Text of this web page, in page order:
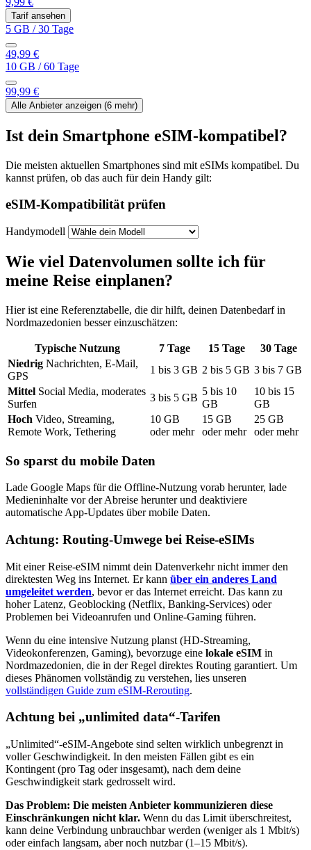
Tarif ansehen
5 GB /30 Tage
49,99 €
10 GB /60 Tage
99,99 €
Alle Anbieter anzeigen (6 mehr)
Ist dein Smartphone eSIM-kompatibel?
Die meisten aktuellen Smartphones sind mit eSIMs kompatibel. Du
kannst prüfen, ob das auch für dein Handy gilt:
eSIM-Kompatibilität prüfen
Handymodell
Wie viel Datenvolumen sollte ich für
meine Reise einplanen?
Hier ist eine Referenztabelle, die dir hilft, deinen Datenbedarfin
Nordmazedonien besser einzuschätzen:
Typische Nutzung 7 Tage 15 Tage 30 Tage
Niedrig Nachrichten, E-Mail,
GPS
1 bis 3 GB 2 bis 5 GB 3 bis 7 GB
Mittel Social Media, moderates
Surfen
3 bis 5 GB
5 bis 10
GB
10 bis 15
GB
Hoch Video, Streaming,
Remote Work, Tethering
10 GB
oder mehr
15 GB
oder mehr
25 GB
oder mehr
So sparst du mobile Daten
Lade Google Maps für die Offline-Nutzung vorab herunter, lade
Medieninhalte vor der Abreise herunter und deaktiviere
automatische App-Updates über mobile Daten.
Achtung: Routing-Umwege bei Reise-eSIMs
Mit einer Reise-eSIM nimmt dein Datenverkehr nicht immer den
direktesten Weg ins Internet. Er kann über ein anderes Land
umgeleitet werden, bevor er das Internet erreicht. Das kann zu
hoher Latenz, Geoblocking (Netflix, Banking-Services) oder
Problemen bei Videoanrufen und Online-Gaming führen.
Wenn du eine intensive Nutzung planst (HD-Streaming,
Videokonferenzen, Gaming), bevorzuge eine lokale eSIM in
Nordmazedonien, die in der Regel direktes Routing garantiert. Um
dieses Phänomen vollständig zu verstehen, lies unseren
vollständigen Guide zum eSIM-Rerouting.
Achtung bei „unlimited data“-Tarifen
„Unlimited“-eSIM-Angebote sind selten wirklich unbegrenzt in
voller Geschwindigkeit. In den meisten Fällen gibt es ein
Kontingent (pro Tag oder insgesamt), nach dem deine
Geschwindigkeit stark gedrosselt wird.
Das Problem: Die meisten Anbieter kommunizieren diese
Einschränkungen nicht klar. Wenn du das Limit überschreitest,
kann deine Verbindung unbrauchbar werden (weniger als 1 Mbit/s)
oder einfach langsam, aber noch nutzbar (1–15 Mbit/s).